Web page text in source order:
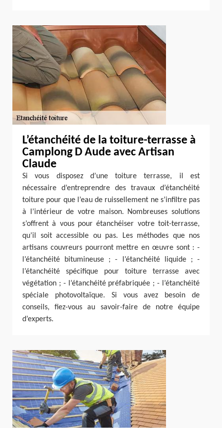
L’étanchéité de la toiture-terrasse à
Camplong D Aude avec Artisan
Claude
Si vous disposez d’une toiture terrasse, il est
nécessaire d’entreprendre des travaux d’étanchéité
toiture pour que l’eau de ruissellement ne s’infiltre pas
à l’intérieur de votre maison. Nombreuses solutions
s’offrent à vous pour étanchéiser votre toit-terrasse,
qu’il soit accessible ou pas. Les méthodes que nos
artisans couvreurs pourront mettre en œuvre sont : -
l’étanchéité bitumineuse ; - l’étanchéité liquide ; -
l’étanchéité spécifique pour toiture terrasse avec
végétation ; - l’étanchéité préfabriquée ; - l’étanchéité
spéciale photovoltaïque. Si vous avez besoin de
conseils, fiez-vous au savoir-faire de notre équipe
d’experts.